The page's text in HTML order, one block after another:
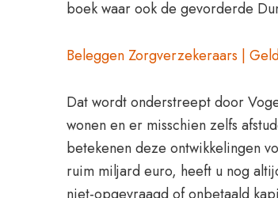
boek waar ook de gevorderde
Beleggen Zorgverzekeraars |
Dat wordt onderstreept door
wonen en er misschien zelfs
betekenen deze ontwikkelingen
ruim miljard euro, heeft u nog